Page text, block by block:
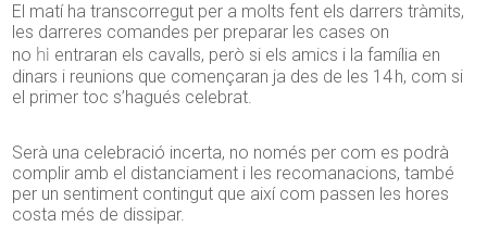
El matí ha transcorregut per a molts fent els darrers tràmits,
les darreres comandes per preparar les cases on
no hi entraran els cavalls, però si els amics i la família en
dinars i reunions que començaran ja des de les 14 h, com si
el primer toc s’hagués celebrat.
Serà una celebració incerta, no només per com es podrà
complir amb el distanciament i les recomanacions, també
per un sentiment contingut que així com passen les hores
costa més de dissipar.